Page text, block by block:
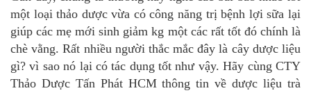
một loại thảo dược vừa có công năng trị bệnh lợi sữa lại
giúp các mẹ mới sinh giảm kg một các rất tốt đó chính là
chè vằng. Rất nhiều người thắc mắc đây là cây dược liệu
gì? vì sao nó lại có tác dụng tốt như vậy. Hãy cùng CTY
Thảo Dược Tấn Phát HCM thông tin về dược liệu trà